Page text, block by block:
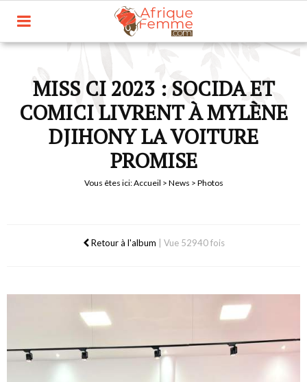
MISS CI 2023 : SOCIDA ET
COMICI LIVRENT À MYLÈNE
DJIHONY LA VOITURE
PROMISE
Vous êtes ici:Accueil > News > Photos
Retour à l'album Vue 52940 fois